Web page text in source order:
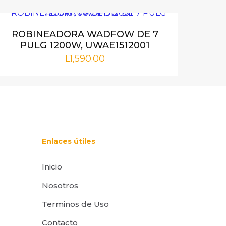
están
y web en
ROBINEADORA WADFOW DE 7
PULG 1200W, UWAE1512001
L1,590.00
Enlaces útiles
Inicio
Nosotros
Terminos de Uso
Contacto